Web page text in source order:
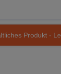
Produkt -